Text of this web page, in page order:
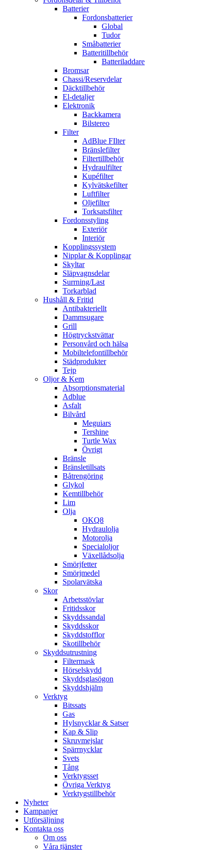
Batterier
Fordonsbatterier
Global
Tudor
Småbatterier
Batteritillbehör
Batteriladdare
Bromsar
Chassi/Reservdelar
Däcktillbehör
El-detaljer
Elektronik
Backkamera
Bilstereo
Filter
AdBlue FIlter
Bränslefilter
Filtertillbehör
Hydraulfilter
Kupéfilter
Kylvätskefilter
Luftfilter
Oljefilter
Torksatsfilter
Fordonsstyling
Exteriör
Interiör
Kopplingssystem
Nipplar & Kopplingar
Skyltar
Släpvagnsdelar
Surrning/Last
Torkarblad
Hushåll & Fritid
Antibakteriellt​
Dammsugare
Grill
Högtryckstvättar
Personvård och hälsa
Mobiltelefontillbehör
Städprodukter
Tejp
Oljor & Kem
Absorptionsmaterial
Adblue
Asfalt
Bilvård
Meguiars
Tershine
Turtle Wax
Övrigt
Bränsle
Bränsletillsats
Båtrengöring
Glykol
Kemtillbehör
Lim
Olja
OKQ8
Hydraulolja
Motorolja
Specialoljor
Växellådsolja
Smörjfetter
Smörjmedel
Spolarvätska
Skor
Arbetsstövlar
Fritidsskor
Skyddssandal
Skyddsskor
Skyddstofflor
Skotillbehör
Skyddsutrustning
Filtermask
Hörselskydd
Skyddsglasögon
Skyddshjälm
Verktyg
Bitssats
Gas
Hylsnycklar & Satser
Kap & Slip
Skruvmejslar
Spärrnycklar
Svets
Tång
Verktygsset
Övriga Verktyg
Verktygstillbehör
Nyheter
Kampanjer
Utförsäljning
Kontakta oss
Om oss
Våra tjänster